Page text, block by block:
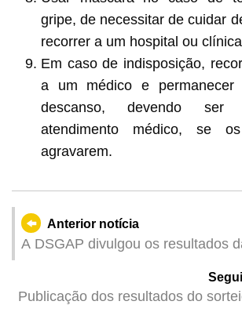
gripe, de necessitar de cuidar
recorrer a um hospital ou
Em caso de indisposição,
a um médico e
descanso, devendo ser
atendimento médico, se
agravarem.
Anterior notícia
A DSGAP divulgou os resultados
desempenho de exploração e
empresas de capitais públicos do
Publicação dos resultados do